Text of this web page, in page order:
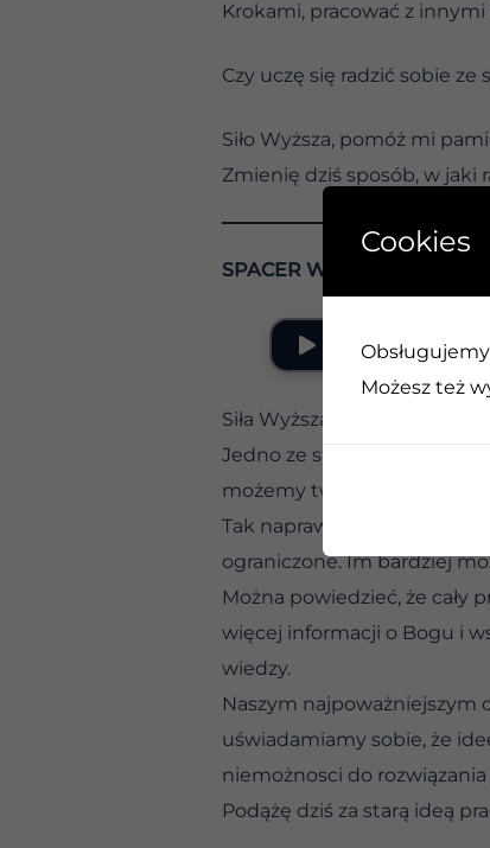
Krokami, pracować z
Czy uczę się radzić sobie ze
Siło Wyższa, pomóż mi
Zmienię dziś sposób, w jaki
SPACER W SUCHYCH
Siła Wyższa nie ma
Jedno ze starożytnych
możemy twierdzić, że
Tak naprawdę chodzi o to,
ograniczone. Im bardziej
Można powiedzieć, że
więcej informacji o Bogu i
wiedzy.
Naszym najpoważniejszym
uświadamiamy sobie, że
niemożnosci do
Podążę dziś za starą ideą
Cookies
Możesz też